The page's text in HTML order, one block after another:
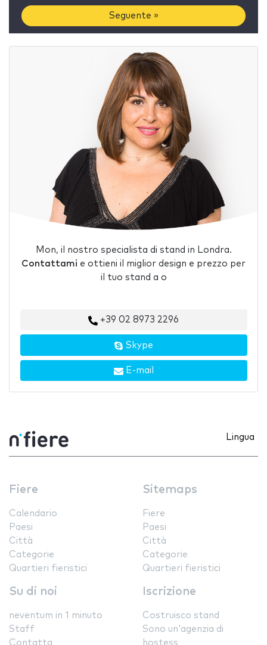
Seguente »
Mon, il nostro specialista di stand in Londra.
Contattami e ottieni il miglior design e prezzo per
il tuo stand a o
+39 02 8973 2296
Skype
E-mail
Lingua
Fiere
Calendario
Paesi
Città
Categorie
Quartieri fieristici
Sitemaps
Fiere
Paesi
Città
Categorie
Quartieri fieristici
Su di noi
neventum in 1 minuto
Staff
Contatta
Iscrizione
Costruisco stand
Sono un'agenzia di
hostess